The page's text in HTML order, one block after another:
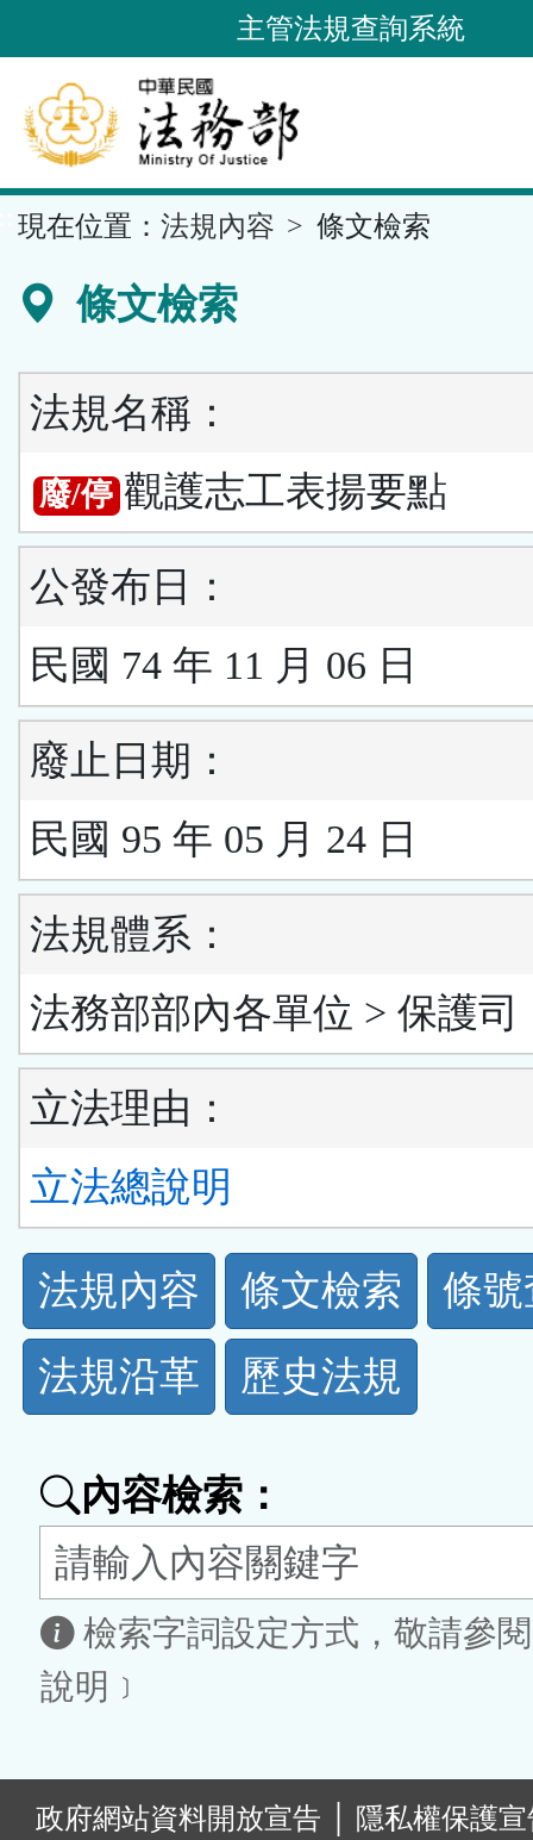
到
要
內
容
區
主管法規查詢系統
現在位置： 法規內容 條文檢索
條文檢索
法規名稱：
廢/停 觀護志工表揚要點
公發布日：
民國 74 年 11 月 06 日
廢止日期：
民國 95 年 05 月 24 日
法規體系：
法務部部內各單位 > 保護司
立法理由：
立法總說明
法
規
功
按
鈕
區
法規內容 條文檢索
條
法規沿革
歷史法規
內容檢索：
檢索字詞設定方式，敬請參
說明﹞
政府網站資料開放宣告
隱私權保護